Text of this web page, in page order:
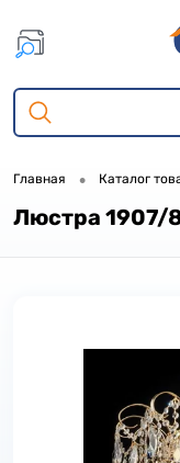
Главная • Каталог
Люстра 1907/